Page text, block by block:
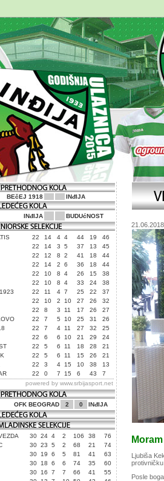
BEčEJ 1918 INđIJA
INđIJA BUDUćNOST
22 14 4 4 44 19
46
22 14 3 5 37 13
45
22 12 8 2 41 18
44
22 14 2 6 36 18
44
22 10 8 4 26 15
38
22 10 8 4 33 24
38
22 11 4 7 25 22
37
22 10 2 10 27 26
32
22 8 3 11 17 26
27
22 7 5 10 25 31
26
22 7 4 11 27 32
25
22 6 6 10 21 29
24
22 5 6 11 18 28
21
22 5 6 11 15 26
21
22 3 4 15 10 38
13
22 0 7 15 6 43
7
powered by www.srbijasport.net
OFK BEOGRAD 2 0 INđIJA
30 24 4 2 106 38
76
30 23 5 2 68 21
74
30 19 6 5 81 41
63
30 18 6 6 74 35
60
30 16 7 7 66 41
55
21.06.2018
Ljubiša
Posle